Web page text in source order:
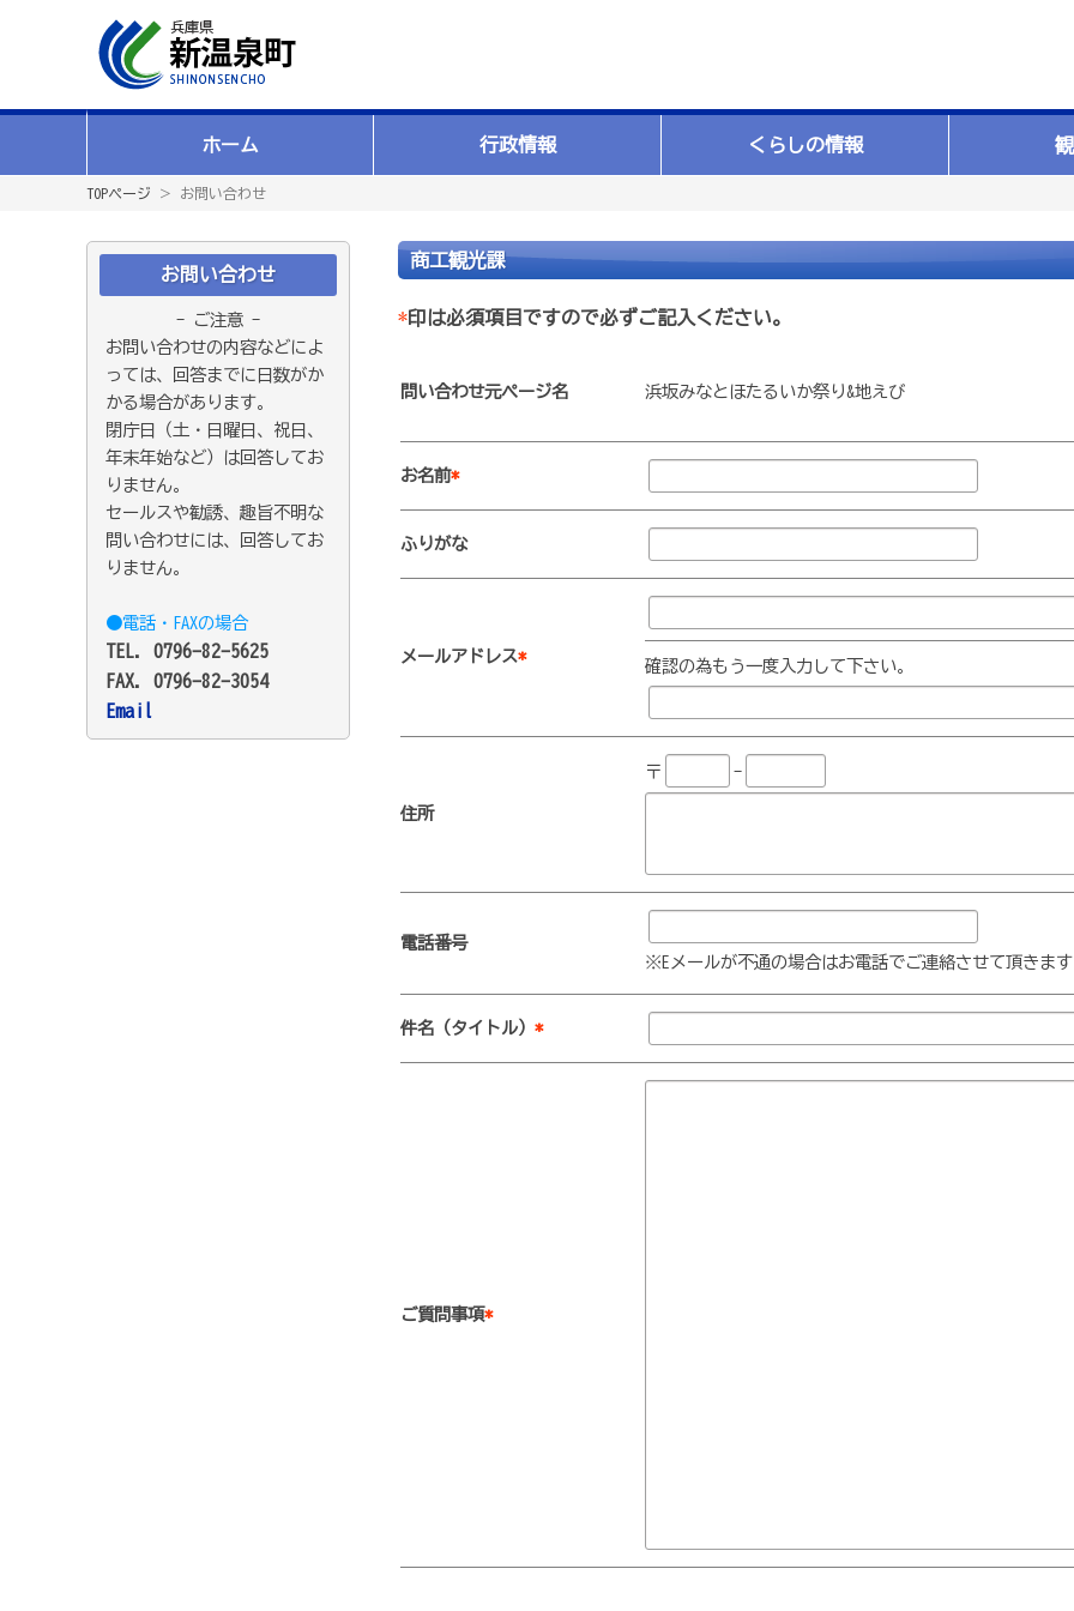
ホーム 行政情報 くらしの情報
TOPページ ＞ お問い合わせ
お問い合わせ
- ご注意 -
お問い合わせの内容などによ
っては、回答までに日数がか
かる場合があります。
閉庁日（土・日曜日、祝日、
年末年始など）は回答してお
りません。
セールスや勧誘、趣旨不明な
問い合わせには、回答してお
りません。
●電話・FAXの場合
TEL. 0796-82-5625
FAX. 0796-82-3054
Email
商工観光課
*印は必須項目ですので必ずご記入ください。
問い合わせ元ページ名 浜坂みなとほたるいか祭り&地えび
お名前*
ふりがな
メールアドレス*
確認の為もう一度入力して下さい。
住所
〒 -
電話番号
※Eメールが不通の場合はお電話でご連絡させて頂きま
件名（タイトル） *
ご質問事項*